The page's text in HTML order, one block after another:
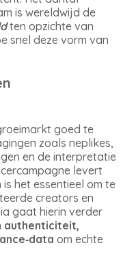
is wereldwijd de
ten opzichte van
snel deze vorm van
goed te
zoals neplikes,
en de interpretatie
levert
het essentieel om te
creators en
gaat hierin verder
authenticiteit,
om echte